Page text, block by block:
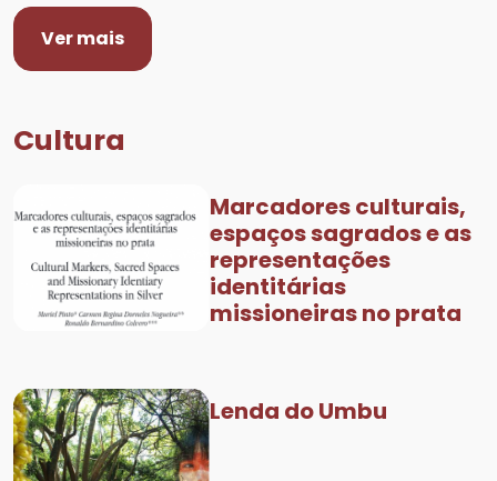
Ver mais
Cultura
Marcadores culturais,
espaços sagrados e as
representações
identitárias
missioneiras no prata
Lenda do Umbu